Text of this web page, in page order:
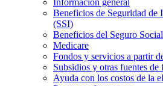
Beneficios de Seguridad de
(SSI)
Beneficios del Seguro
Medicare
Fondos y servicios a partir
Subsidios y otras fuentes de
Ayuda con los costos de la